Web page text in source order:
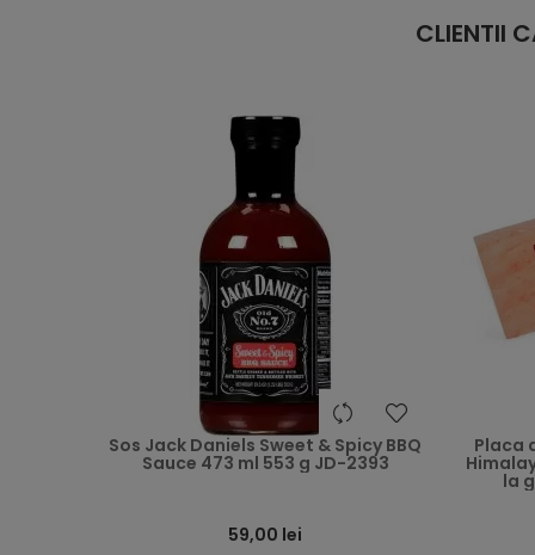
CLIENTII
heart
Sos Jack Daniels Sweet & Spicy BBQ
Sauce 473 ml 553 g JD-2393
59,00 lei
Placa
la